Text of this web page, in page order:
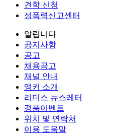
견학 신청
성폭력신고센터
알립니다
공지사항
공고
채용공고
채널 안내
앵커 소개
리더스 뉴스레터
경품이벤트
위치 및 연락처
이용 도움말